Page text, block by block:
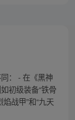
： - 在《黑神
初级装备“铁骨
战甲”和“九天